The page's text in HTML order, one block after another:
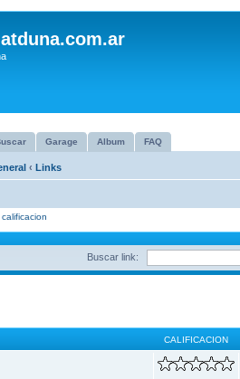
Garage Album FAQ
‹ Links
Buscar link:
CALIFICACION